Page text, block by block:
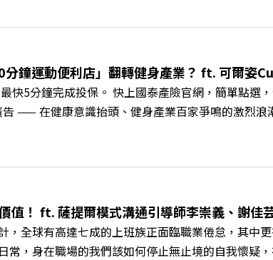
學校永續發展與地方創生的技職教育新典範！ 🔺
？ 🔺首創「菲律賓半導體專班」！驚豔科技界的國
長兼遠見智庫總編輯 李建興 與談人／樹德科技大
9e5pbz ✨關注《遠見》更多的社群：
bit.ly/38jNi9k Powered by Firstory Hosting
鐘運動便利店」翻轉健身產業？ ft. 可爾姿
5分鐘完成投保。 快上國泰產險官網，簡單點選，
在健康意識抬頭、健身產業百家爭鳴的激烈浪
長林宏遠，帶你解析可爾姿如何打造出兼顧健康生
🔺運動如何落實最貼心的「女性專屬、零壓力」
數女性圓夢的「女力互助與微型創業平台」 主持人
🫧清除腦袋的盲點，也順手理清生活的雜亂。
：https://reurl.cc/A4ELQp IG：https://bit.ly/
值！ ft. 薩提爾模式溝通引導師李崇義、謝佳
全球有高達七成的上班族正面臨職業倦怠，其中
，身在職場的我們該如何停止無止境的自我懷疑